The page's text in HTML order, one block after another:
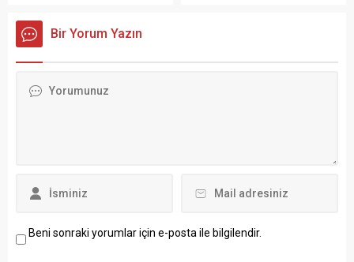
200 kilo istiridye mantarı
Bir Yorum Yazın
Beni sonraki yorumlar için e-posta ile bilgilendir.